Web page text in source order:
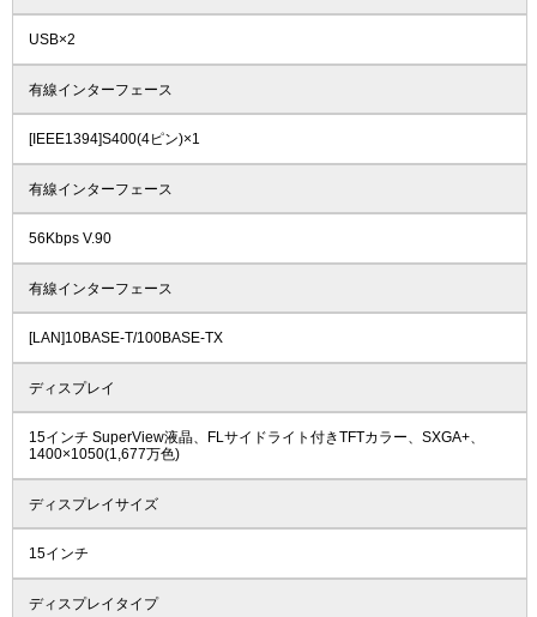
USB×2
有線インターフェース
[IEEE1394]S400(4ピン)×1
有線インターフェース
56Kbps V.90
有線インターフェース
[LAN]10BASE-T/100BASE-TX
ディスプレイ
15インチ SuperView液晶、FLサイドライト付きTFTカラー、SXGA+、
1400×1050(1,677万色)
ディスプレイサイズ
15インチ
ディスプレイタイプ